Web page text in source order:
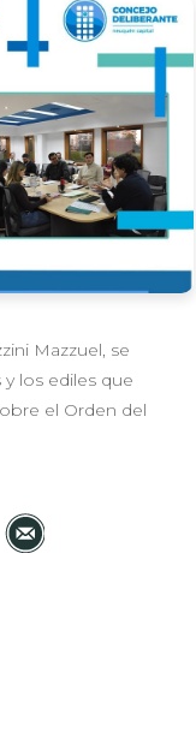
Mazzuel, se
los ediles que
el Orden del